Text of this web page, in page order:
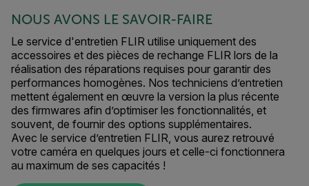
NOUS AVONS LE SAVOIR-FAIRE
Le service d'entretien FLIR utilise uniquement des
accessoires et des pièces de rechange FLIR lors de la
réalisation des réparations requises pour garantir des
performances homogènes. Nos techniciens d’entretien
mettent également en œuvre la version la plus récente
des firmwares afin d’optimiser les fonctionnalités, et
souvent, de fournir des options supplémentaires.
Avec le service d’entretien FLIR, vous aurez retrouvé
votre caméra en quelques jours et celle-ci fonctionnera
au maximum de ses capacités !